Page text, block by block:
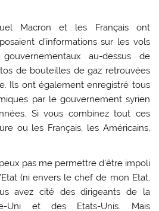
Macron et les Français ont
d’informations sur les vols
gouvernementaux au-dessus de
de bouteilles de gaz retrouvées
Ils ont également enregistré tous
par le gouvernement syrien
Si vous combinez tout ces
ou les Français, les Américains,
pas me permettre d’être impoli
(ni envers le chef de mon Etat,
avez cité des dirigeants de la
Uni et des Etats-Unis. Mais